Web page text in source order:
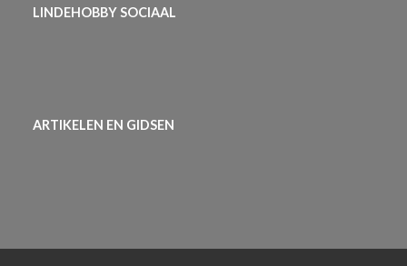
LINDEHOBBY SOCIAAL
ARTIKELEN EN GIDSEN